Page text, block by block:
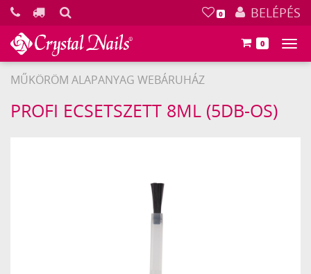
0 BELÉPÉS
0
MŰKÖRÖM ALAPANYAG WEBÁRUHÁZ
Crystal
Nails
PROFI ECSETSZETT 8ML (5DB-OS)